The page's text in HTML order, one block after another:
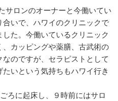
サロンのオーナーと今働いてい
いで、ハワイのクリニックで
た。今働いているクリニック
カッピングや薬膳、古武術の
のですが、セラピストとして
いという気持ちもハワイ行き
ろに起床し、９時前にはサロ